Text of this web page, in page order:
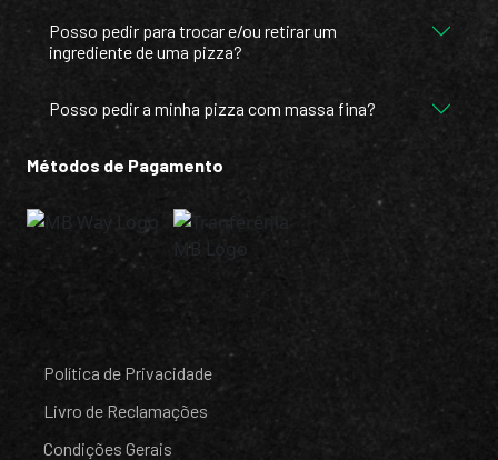
Posso pedir para trocar e/ou retirar um
ingrediente de uma pizza?
Posso pedir a minha pizza com massa fina?
Métodos de Pagamento
Política de Privacidade
Livro de Reclamações
Condições Gerais